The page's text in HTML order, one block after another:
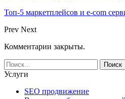
Топ-5 маркетплейсов и e-com
Prev Next
Комментарии закрыты.
Услуги
SEO продвижение